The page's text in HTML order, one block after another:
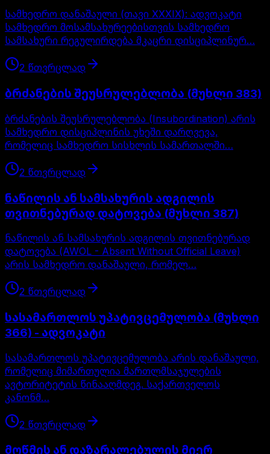
სამხედრო დანაშაული (თავი XXXIX): ადვოკატი
სამხედრო მოსამსახურეებისთვის სამხედრო
სამსახური რეგულირდება მკაცრი დისციპლინურ…
2 წთვრცლად
ბრძანების შეუსრულებლობა (მუხლი 383)
ბრძანების შეუსრულებლობა (Insubordination) არის
სამხედრო დისციპლინის უხეში დარღვევა,
რომელიც სამხედრო სისხლის სამართალში…
2 წთვრცლად
ნაწილის ან სამსახურის ადგილის
თვითნებურად დატოვება (მუხლი 387)
ნაწილის ან სამსახურის ადგილის თვითნებურად
დატოვება (AWOL - Absent Without Official Leave)
არის სამხედრო დანაშაული, რომელ…
2 წთვრცლად
სასამართლოს უპატივცემულობა (მუხლი
366) - ადვოკატი
სასამართლოს უპატივცემულობა არის დანაშაული,
რომელიც მიმართულია მართლმსაჯულების
ავტორიტეტის წინააღმდეგ. საქართველოს
კანონმ…
2 წთვრცლად
მოწმის ან დაზარალებულის მიერ